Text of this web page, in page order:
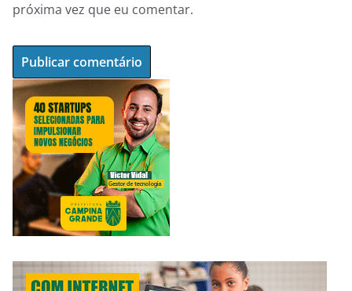
próxima vez que eu comentar.